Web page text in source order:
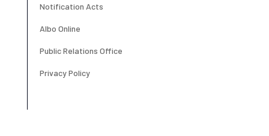
Notification Acts
Albo Online
Public Relations Office
Privacy Policy